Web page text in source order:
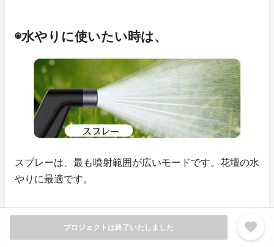
プロジェクトは終了いたしました favorite
◉水やりに使いたい時は、
スプレーは、最も噴射範囲が広いモードです。花壇の水
やりに最適です。